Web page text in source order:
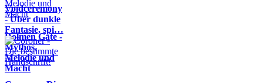
Voidceremony
- Über dunkle
Fantasie, spi…
Dolmen Gate -
Mythos,
Melodie und
Macht